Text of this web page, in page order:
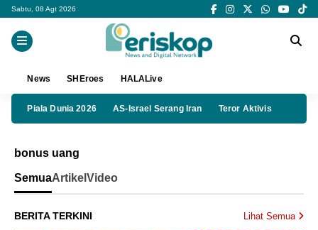
Sabtu, 08 Agt 2026
News SHEroes HALALive
Piala Dunia 2026 AS-Israel Serang Iran Teror Aktivis
bonus uang
SemuaArtikel Video
BERITA TERKINI Lihat Semua